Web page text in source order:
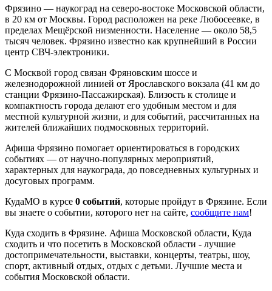
Фрязино — наукоград на северо-востоке Московской области,
в 20 км от Москвы. Город расположен на реке Любосеевке, в
пределах Мещёрской низменности. Население — около 58,5
тысяч человек. Фрязино известно как крупнейший в России
центр СВЧ-электроники.
С Москвой город связан Фряновским шоссе и
железнодорожной линией от Ярославского вокзала (41 км до
станции Фрязино-Пассажирская). Близость к столице и
компактность города делают его удобным местом и для
местной культурной жизни, и для событий, рассчитанных на
жителей ближайших подмосковных территорий.
Афиша Фрязино помогает ориентироваться в городских
событиях — от научно-популярных мероприятий,
характерных для наукограда, до повседневных культурных и
досуговых программ.
КудаМО в курсе 0 событий, которые пройдут в Фрязине. Если
вы знаете о событии, которого нет на сайте, сообщите нам!
Куда сходить в Фрязине. Афиша Московской области, Куда
сходить и что посетить в Московской области - лучшие
достопримечательности, выставки, концерты, театры, шоу,
спорт, активный отдых, отдых с детьми. Лучшие места и
события Московской области.